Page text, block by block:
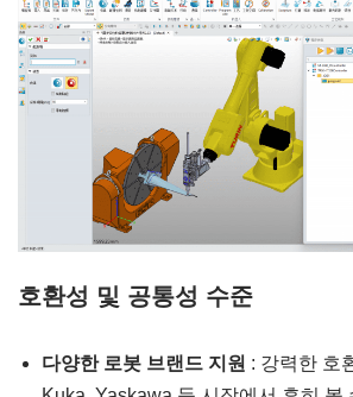
호환성 및 공통성 수준
다양한 로봇 브랜드 지원 : 강력한 호